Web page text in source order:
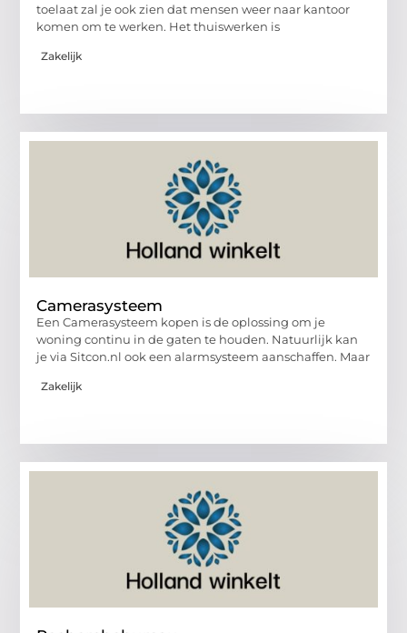
toelaat zal je ook zien dat mensen weer naar kantoor
komen om te werken. Het thuiswerken is
Zakelijk
Camerasysteem
Een Camerasysteem kopen is de oplossing om je
woning continu in de gaten te houden. Natuurlijk kan
je via Sitcon.nl ook een alarmsysteem aanschaffen. Maar
Zakelijk